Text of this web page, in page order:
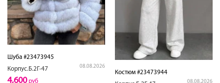
Шуба #23473945
Корпус.Б.2Г-47
08.08.2026
4,600руб
Костюм #23473944
08.08.2026